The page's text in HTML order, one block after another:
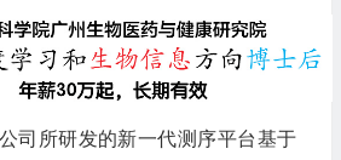
司所研发的新一代测序平台基于